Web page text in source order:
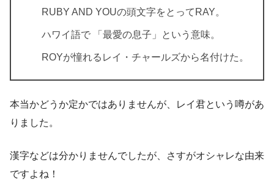
RUBY AND YOUの頭文字をとってRAY。
ハワイ語で 「最愛の息子」 という意味。
ROYが憧れるレイ・チャールズから名付けた。
本当かどうか定かではありませんが、レイ君という噂があ
りました。
漢字などは分かりませんでしたが、さすがオシャレな由来
ですよね！